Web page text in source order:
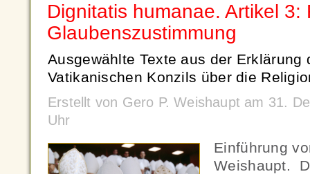
Dignitatis humanae. Artikel 3:
Glaubenszustimmung
Ausgewählte Texte aus der Erklärung
Vatikanischen Konzils über die
Erstellt von Gero P. Weishaupt am 31.
Uhr
Einführung
Weishaupt.